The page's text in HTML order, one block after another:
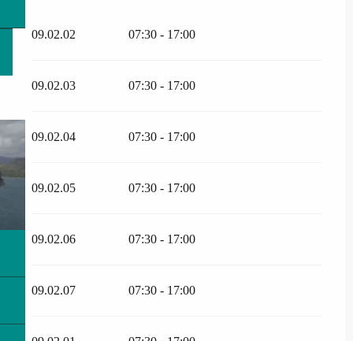
09.02.02 07:30 - 17:00
09.02.03 07:30 - 17:00
09.02.04 07:30 - 17:00
09.02.05 07:30 - 17:00
09.02.06 07:30 - 17:00
09.02.07 07:30 - 17:00